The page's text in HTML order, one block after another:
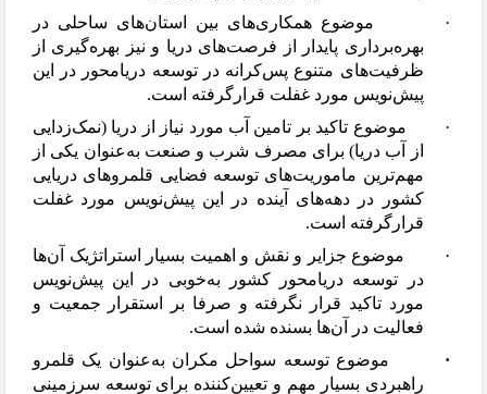
· موضوع همکاریهای بین استانهای ساحلی در
بهرهبرداری پایدار از فرصتهای دریا و نیز بهرهگیری از
ظرفیتهای متنوع پسکرانه در توسعه دریامحور در این
پیشنویس مورد غفلت قرارگرفته است.
· موضوع تاکید بر تامین آب مورد نیاز از دریا (نمکزدایی
از آب دریا) برای مصرف شرب و صنعت بهعنوان یکی از
مهمترین ماموریتهای توسعه فضایی قلمروهای دریایی
کشور در دهههای آینده در این پیشنویس مورد غفلت
قرارگرفته است.
· موضوع جزایر و نقش و اهمیت بسیار استراتژیک آنها
در توسعه دریامحور کشور بهخوبی در این پیشنویس
مورد تاکید قرار نگرفته و صرفا بر استقرار جمعیت و
فعالیت در آنها بسنده شده است.
· موضوع توسعه سواحل مکران بهعنوان یک قلمرو
راهبردی بسیار مهم و تعیینکننده برای توسعه سرزمینی